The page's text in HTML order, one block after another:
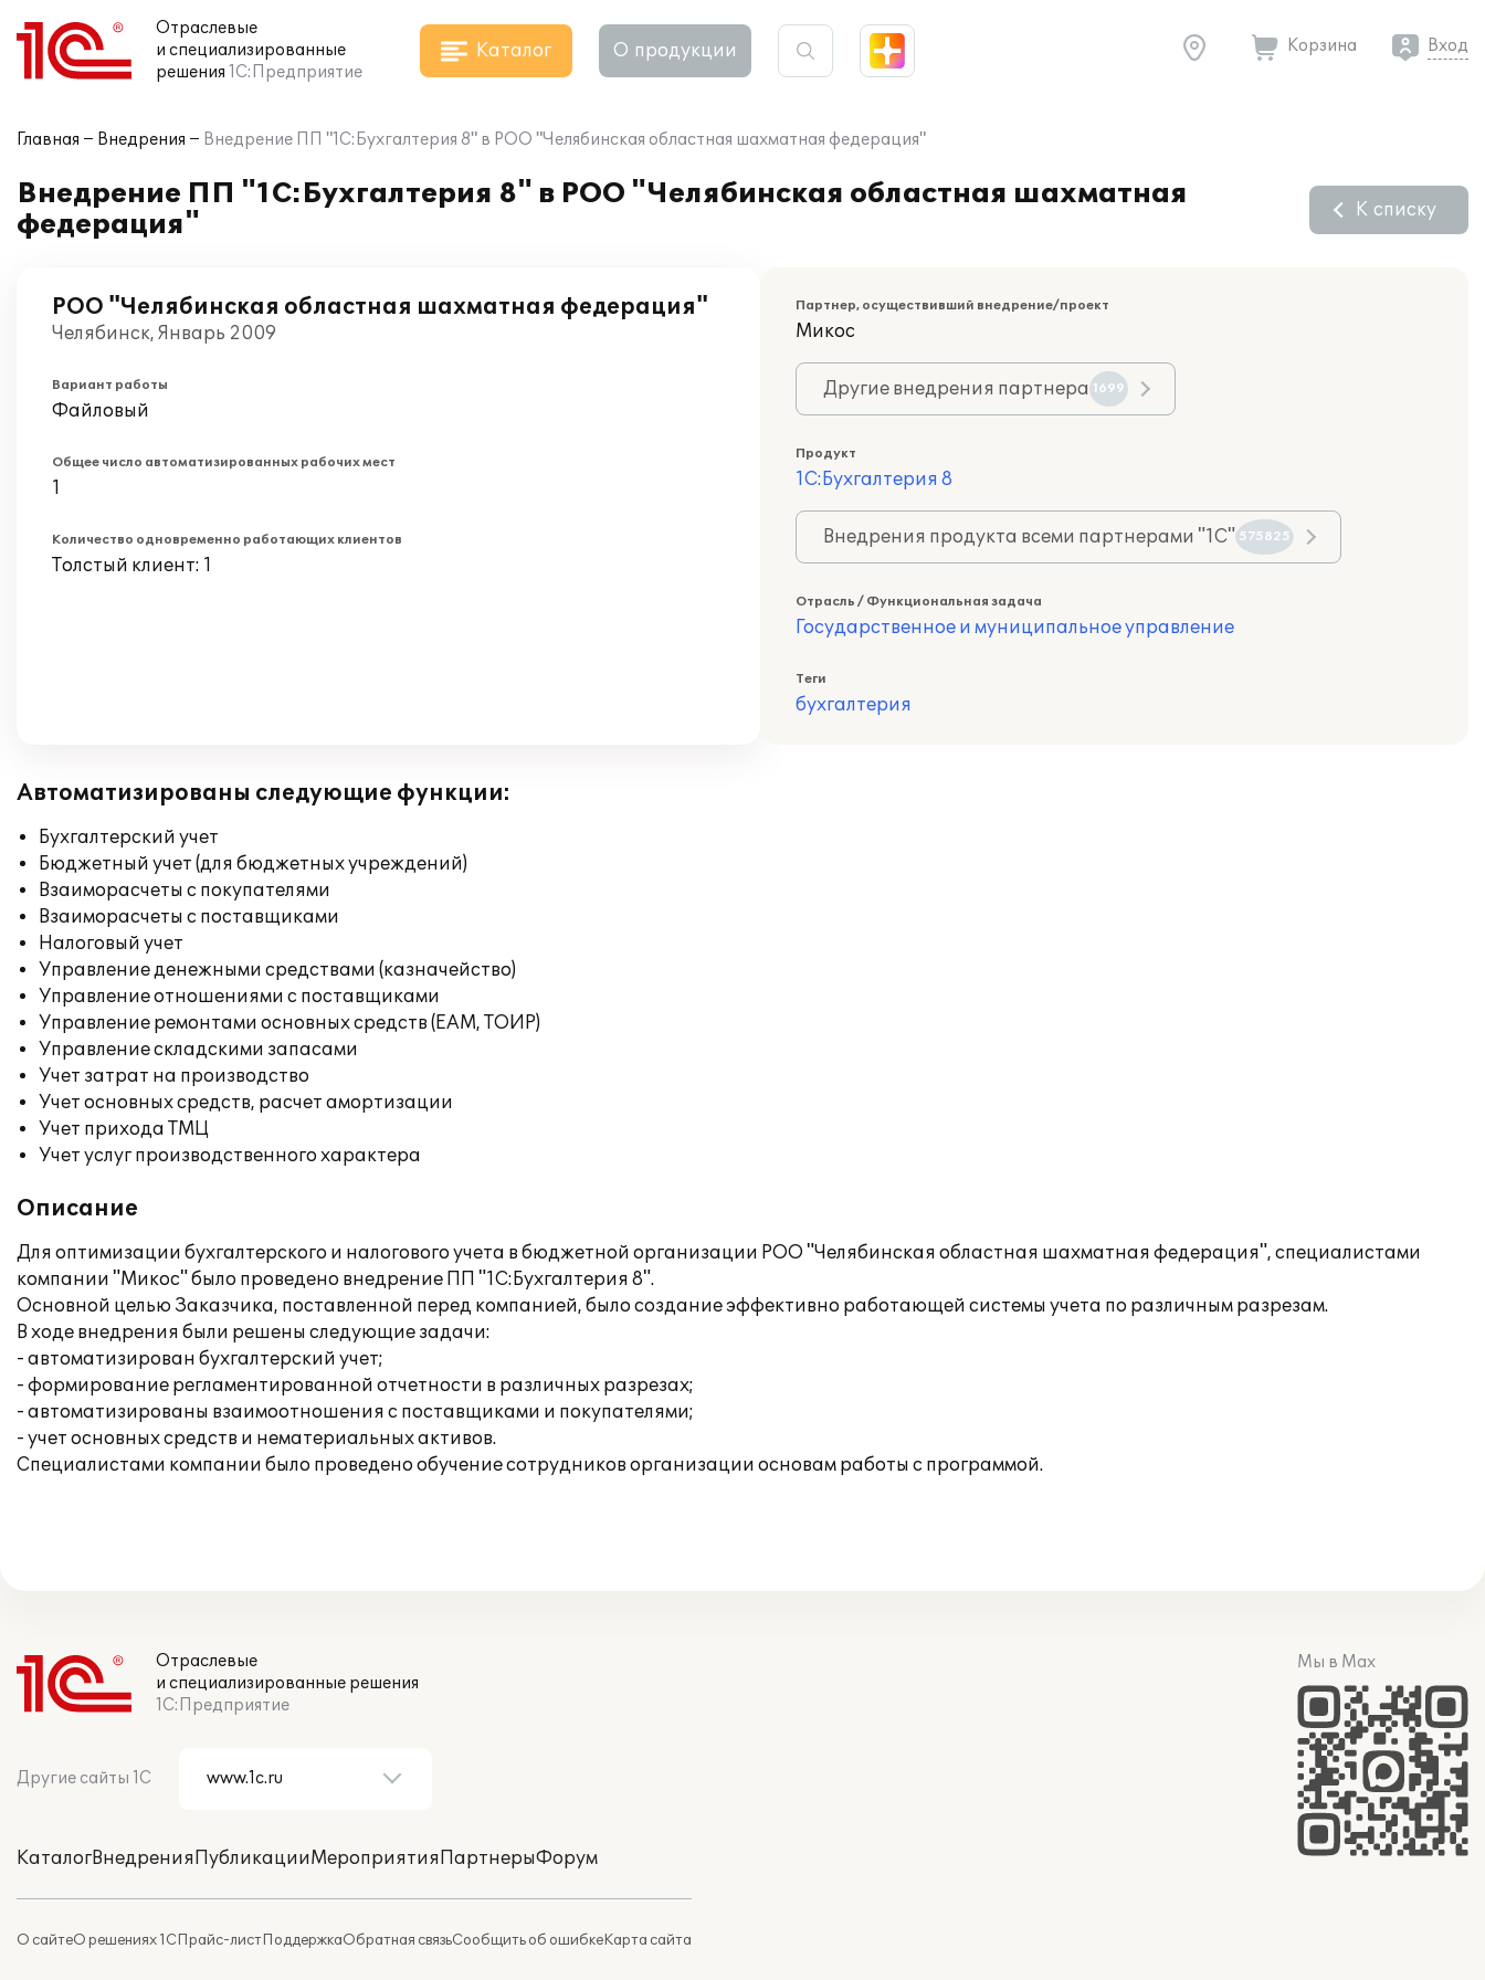
Отраслевые
и специализированные
решения 1С:Предприятие
Каталог О продукции Корзина Вход
Главная Внедрения Внедрение ПП "1С:Бухгалтерия 8" в РОО "Челябинская областная шахматная федерация"
Внедрение ПП "1С:Бухгалтерия 8" в РОО "Челябинская областная шахматная
федерация"
К списку
РОО "Челябинская областная шахматная федерация"
Челябинск, Январь 2009
Вариант работы
Файловый
Общее число автоматизированных рабочих мест
1
Количество одновременно работающих клиентов
Толстый клиент: 1
Партнер, осуществивший внедрение/проект
Микос
Другие внедрения партнера 1699
Продукт
1С:Бухгалтерия 8
Внедрения продукта всеми партнерами "1С" 575825
Отрасль / Функциональная задача
Государственное и муниципальное управление
Теги
бухгалтерия
Автоматизированы следующие функции:
Бухгалтерский учет
Бюджетный учет (для бюджетных учреждений)
Взаиморасчеты с покупателями
Взаиморасчеты с поставщиками
Налоговый учет
Управление денежными средствами (казначейство)
Управление отношениями с поставщиками
Управление ремонтами основных средств (EAM, ТОИР)
Управление складскими запасами
Учет затрат на производство
Учет основных средств, расчет амортизации
Учет прихода ТМЦ
Учет услуг производственного характера
Описание
Для оптимизации бухгалтерского и налогового учета в бюджетной организации РОО "Челябинская областная шахматная федерация", специалистами
компании "Микос" было проведено внедрение ПП "1С:Бухгалтерия 8".
Основной целью Заказчика, поставленной перед компанией, было создание эффективно работающей системы учета по различным разрезам.
В ходе внедрения были решены следующие задачи:
- автоматизирован бухгалтерский учет;
- формирование регламентированной отчетности в различных разрезах;
- автоматизированы взаимоотношения с поставщиками и покупателями;
- учет основных средств и нематериальных активов.
Специалистами компании было проведено обучение сотрудников организации основам работы с программой.
Отраслевые
и специализированные решения
1С:Предприятие
Другие сайты 1С
КаталогВнедренияПубликацииМероприятияПартнерыФорум
О сайтеО решениях 1СПрайс-листПоддержкаОбратная связьСообщить об ошибкеКарта сайта
Мы в Max